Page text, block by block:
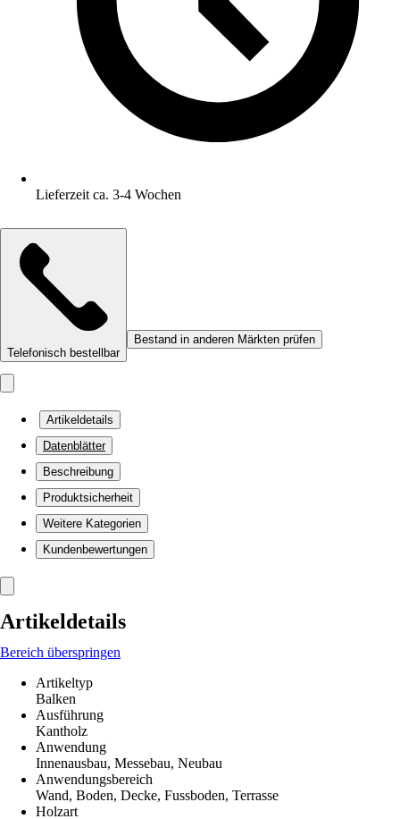
Lieferzeit ca. 3-4 Wochen
Telefonisch bestellbar
Bestand in anderen Märkten prüfen
Artikeldetails
Datenblätter
Beschreibung
Produktsicherheit
Weitere Kategorien
Kundenbewertungen
Artikeldetails
Bereich überspringen
Artikeltyp
Balken
Ausführung
Kantholz
Anwendung
Innenausbau, Messebau, Neubau
Anwendungsbereich
Wand, Boden, Decke, Fussboden, Terrasse
Holzart